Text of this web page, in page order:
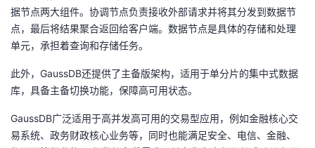
据节点两大组件。协调节点负责接收外部请求并将其分发到数据节
点，最后将结果聚合返回给客户端。数据节点是具体的存储和处理
单元，承担着查询和存储任务。
此外，GaussDB还提供了主备版架构，适用于单分片的集中式数据
库，具备主备切换功能，保障高可用状态。
GaussDB广泛适用于高并发高可用的交易型应用，例如金融核心交
易系统、政务财政核心业务等，同时也能满足安全、电信、金融、